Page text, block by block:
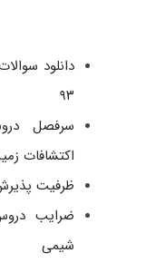
۹۳
سرفصل
اکتشافات
ظرفیت
ضرایب
شیمی